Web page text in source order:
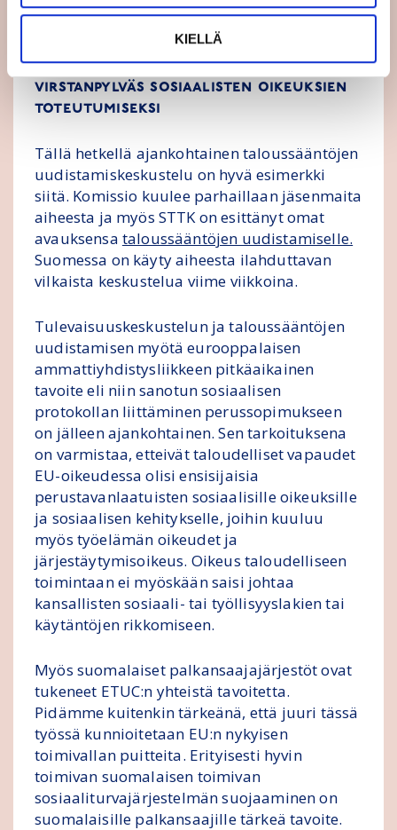
KIELLÄ
eivät enää vastaa nykypäivän tarpeita.
Taloussääntöjen uudistaminen
virstanpylväs sosiaalisten oikeuksien
toteutumiseksi
Tällä hetkellä ajankohtainen taloussääntöjen
uudistamiskeskustelu on hyvä esimerkki
siitä. Komissio kuulee parhaillaan jäsenmaita
aiheesta ja myös STTK on esittänyt omat
avauksensa taloussääntöjen uudistamiselle.
Suomessa on käyty aiheesta ilahduttavan
vilkaista keskustelua viime viikkoina.
Tulevaisuuskeskustelun ja taloussääntöjen
uudistamisen myötä eurooppalaisen
ammattiyhdistysliikkeen pitkäaikainen
tavoite eli niin sanotun sosiaalisen
protokollan liittäminen perussopimukseen
on jälleen ajankohtainen. Sen tarkoituksena
on varmistaa, etteivät taloudelliset vapaudet
EU-oikeudessa olisi ensisijaisia
perustavanlaatuisten sosiaalisille oikeuksille
ja sosiaalisen kehitykselle, joihin kuuluu
myös työelämän oikeudet ja
järjestäytymisoikeus. Oikeus taloudelliseen
toimintaan ei myöskään saisi johtaa
kansallisten sosiaali- tai työllisyyslakien tai
käytäntöjen rikkomiseen.
Myös suomalaiset palkansaajajärjestöt ovat
tukeneet ETUC:n yhteistä tavoitetta.
Pidämme kuitenkin tärkeänä, että juuri tässä
työssä kunnioitetaan EU:n nykyisen
toimivallan puitteita. Erityisesti hyvin
toimivan suomalaisen toimivan
sosiaaliturvajärjestelmän suojaaminen on
suomalaisille palkansaajille tärkeä tavoite.